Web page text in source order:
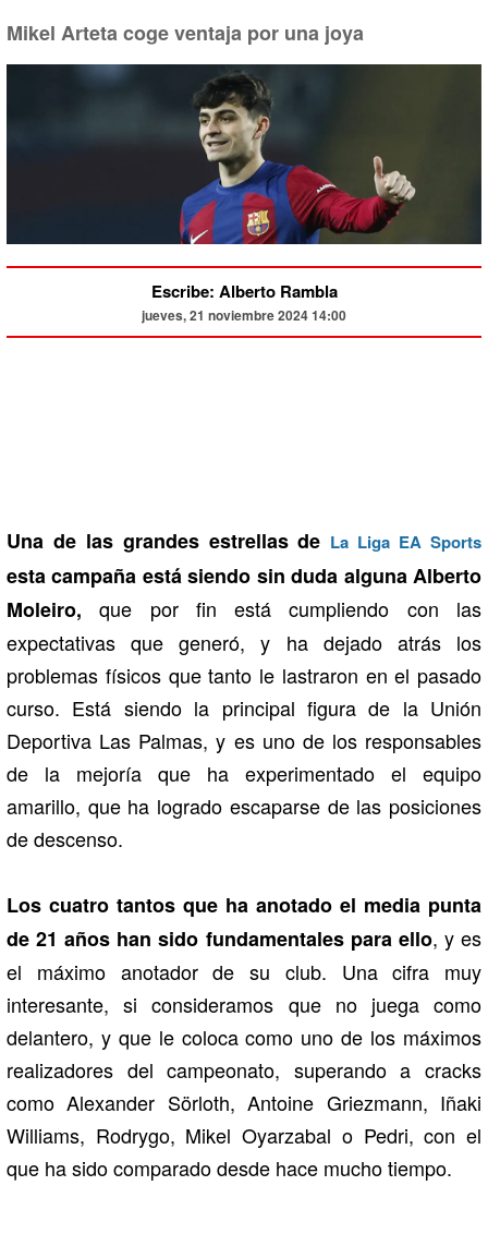
Mikel Arteta coge ventaja por una joya
Escribe: Alberto Rambla
jueves, 21 noviembre 2024 14:00
Una de las grandes estrellas de La Liga EA Sports
esta campaña está siendo sin duda alguna Alberto
Moleiro, que por fin está cumpliendo con las
expectativas que generó, y ha dejado atrás los
problemas físicos que tanto le lastraron en el pasado
curso. Está siendo la principal figura de la Unión
Deportiva Las Palmas, y es uno de los responsables
de la mejoría que ha experimentado el equipo
amarillo, que ha logrado escaparse de las posiciones
de descenso.
Los cuatro tantos que ha anotado el media punta
de 21 años han sido fundamentales para ello, y es
el máximo anotador de su club. Una cifra muy
interesante, si consideramos que no juega como
delantero, y que le coloca como uno de los máximos
realizadores del campeonato, superando a cracks
como Alexander Sörloth, Antoine Griezmann, Iñaki
Williams, Rodrygo, Mikel Oyarzabal o Pedri, con el
que ha sido comparado desde hace mucho tiempo.